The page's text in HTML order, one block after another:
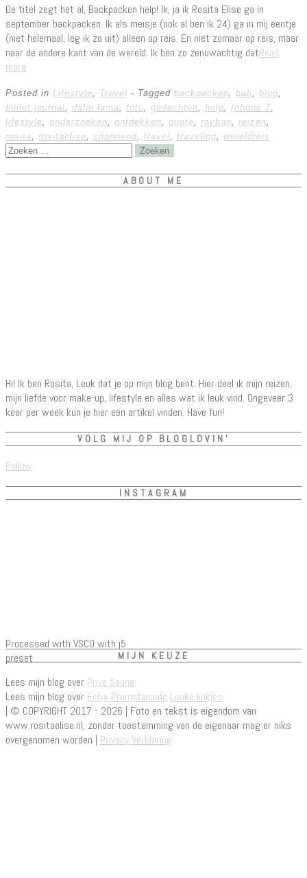
De titel zegt het al, Backpacken help! Ik, ja ik Rosita Elise ga in
september backpacken. Ik als meisje (ook al ben ik 24) ga in mij eentje
(niet helemaal, leg ik zo uit) alleen op reis. En niet zomaar op reis, maar
naar de andere kant van de wereld. Ik ben zo zenuwachtig datRead
more
Posted in Lifestyle, Travel - Tagged backpacken, bali, blog,
bullet journal, dalai lama, foto, gedachten, help, Iphone 7,
lifestyle, onderzoeken, ontdekken, quote, rayban, reizen,
rosita, rositaelise, spannend, travel, traveling, wereldreis
Zoeken
ABOUT ME
Hi! Ik ben Rosita, Leuk dat je op mijn blog bent. Hier deel ik mijn reizen,
mijn liefde voor make-up, lifestyle en alles wat ik leuk vind. Ongeveer 3
keer per week kun je hier een artikel vinden. Have fun!
VOLG MIJ OP BLOGLOVIN’
Follow
INSTAGRAM
Processed with VSCO with j5
preset
MIJN KEUZE
Lees mijn blog over Prive Sauna
Lees mijn blog over Felyx Promotiecode Leuke linkjes
| © COPYRIGHT 2017 - 2026 | Foto en tekst is eigendom van
www.rositaelise.nl, zonder toestemming van de eigenaar mag er niks
overgenomen worden | Privacy Verklaring